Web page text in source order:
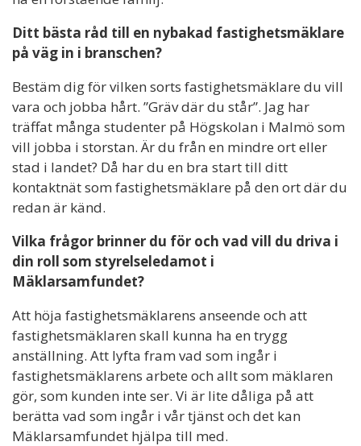
Ditt bästa råd till en nybakad fastighetsmäklare
på väg in i branschen?
Bestäm dig för vilken sorts fastighetsmäklare du vill
vara och jobba hårt. ”Gräv där du står”. Jag har
träffat många studenter på Högskolan i Malmö som
vill jobba i storstan. Är du från en mindre ort eller
stad i landet? Då har du en bra start till ditt
kontaktnät som fastighetsmäklare på den ort där du
redan är känd.
Vilka frågor brinner du för och vad vill du driva i
din roll som styrelseledamot i
Mäklarsamfundet?
Att höja fastighetsmäklarens anseende och att
fastighetsmäklaren skall kunna ha en trygg
anställning. Att lyfta fram vad som ingår i
fastighetsmäklarens arbete och allt som mäklaren
gör, som kunden inte ser. Vi är lite dåliga på att
berätta vad som ingår i vår tjänst och det kan
Mäklarsamfundet hjälpa till med.